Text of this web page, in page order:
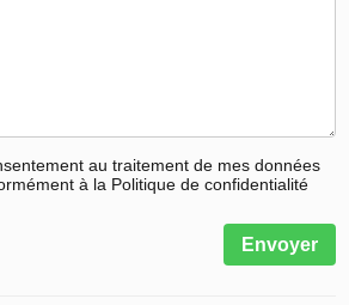
au traitement de mes données
à la Politique de confidentialité
Envoyer